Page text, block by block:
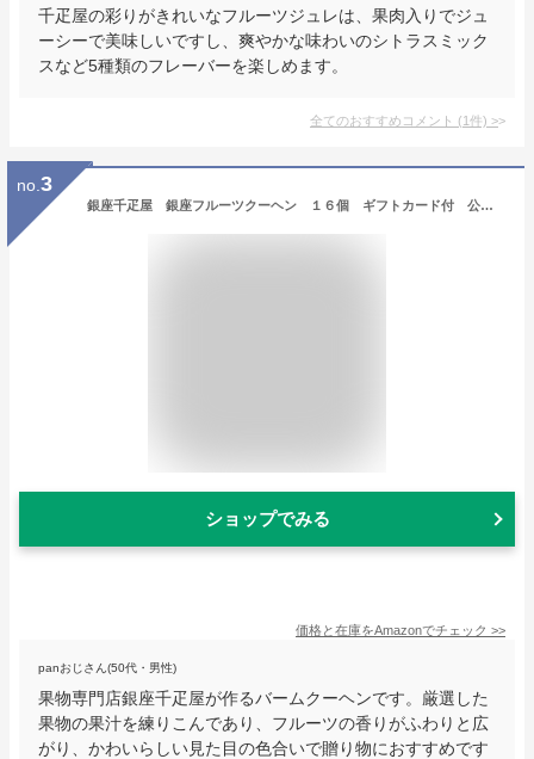
千疋屋の彩りがきれいなフルーツジュレは、果肉入りでジュ
ーシーで美味しいですし、爽やかな味わいのシトラスミック
スなど5種類のフレーバーを楽しめます。
全てのおすすめコメント (1件) >
no. 3
銀座千疋屋 銀座フルーツクーヘン １６個 ギフトカード付 公式ラッピング済 公式手提げ袋付 ギフト
ショップでみる
価格と在庫をAmazonでチェック >>
panおじさん(50代・男性)
果物専門店銀座千疋屋が作るバームクーヘンです。厳選した
果物の果汁を練りこんであり、フルーツの香りがふわりと広
がり、かわいらしい見た目の色合いで贈り物におすすめです